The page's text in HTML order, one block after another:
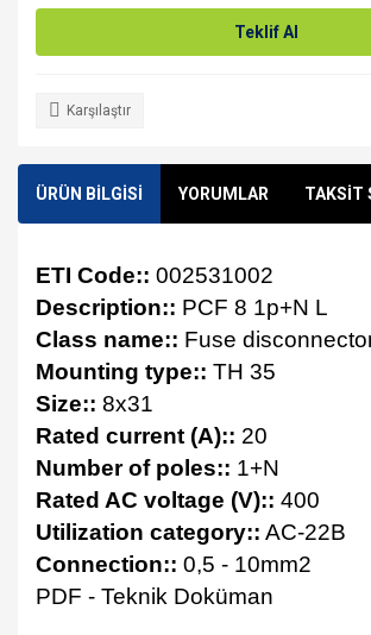
Teklif Al
Karşılaştır
ÜRÜN BİLGİSİ YORUMLAR TAKSİT
ETI Code:: 002531002
Description:: PCF 8 1p+N L
Class name:: Fuse
Mounting type:: TH 35
Size:: 8x31
Rated current (A):: 20
Number of poles:: 1+N
Rated AC voltage (V):: 400
Utilization category:: AC-22B
Connection:: 0,5 - 10mm2
PDF - Teknik Doküman